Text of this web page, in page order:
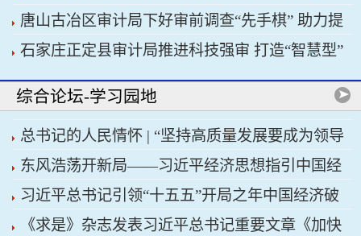
唐山古冶区审计局下好审前调查“先手棋” 助力提
升项目质效
石家庄正定县审计局推进科技强审 打造“智慧型”
审计机关
综合论坛-学习园地
总书记的人民情怀 | “坚持高质量发展要成为领导
干部政绩观的重要内容”
东风浩荡开新局——习近平经济思想指引中国经
济高质量发展行稳致远
习近平总书记引领“十五五”开局之年中国经济破
浪前行
《求是》杂志发表习近平总书记重要文章《加快